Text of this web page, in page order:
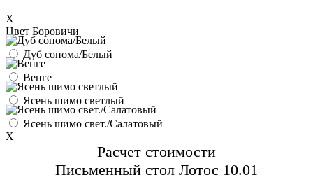
X
Цвет Боровичи
Дуб сонома/Белый
Венге
Ясень шимо светлый
Ясень шимо свет./Салатовый
X
Расчет стоимости
Письменный стол Лотос 10.01